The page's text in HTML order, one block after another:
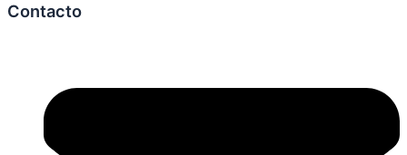
Contacto